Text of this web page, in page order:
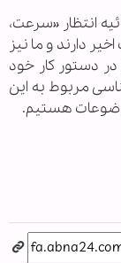
انتظار «سرعت،
دارند و ما نیز
در دستور کار خود
مربوط به این
هستیم.